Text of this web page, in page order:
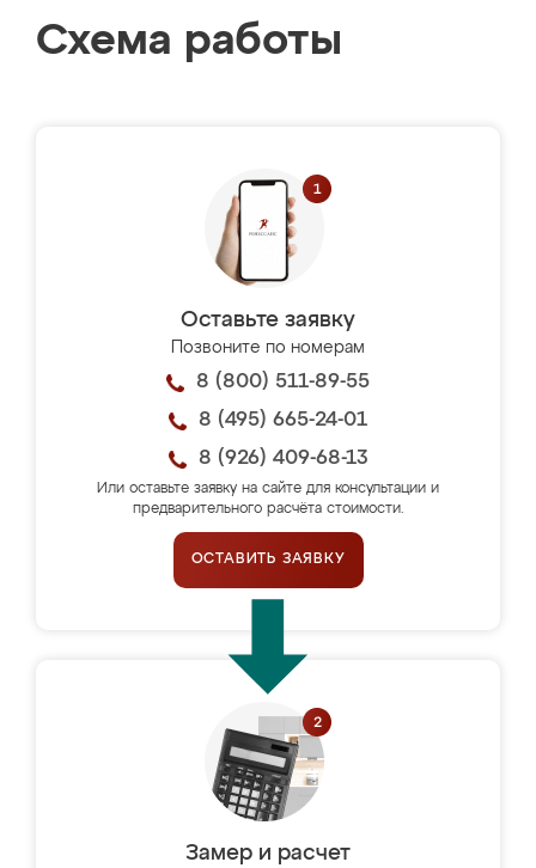
Схема работы
Оставьте заявку
Позвоните по номерам
8 (800) 511-89-55
8 (495) 665-24-01
8 (926) 409-68-13
Или оставьте заявку на сайте для консультации и
предварительного расчёта стоимости.
ОСТАВИТЬ ЗАЯВКУ
Замер и расчет